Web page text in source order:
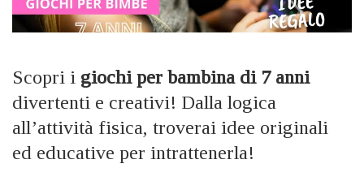
Scopri i giochi per bambina di 7 anni
divertenti e creativi! Dalla logica
all’attività fisica, troverai idee originali
ed educative per intrattenerla!